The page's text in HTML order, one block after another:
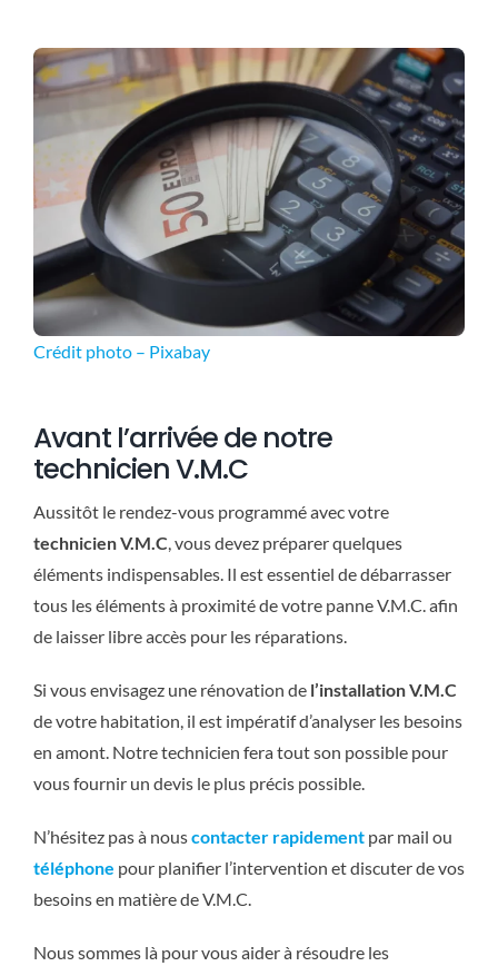
Crédit photo – Pixabay
Avant l’arrivée de notre
technicien V.M.C
Aussitôt le rendez-vous programmé avec votre
technicien V.M.C, vous devez préparer quelques
éléments indispensables. Il est essentiel de débarrasser
tous les éléments à proximité de votre panne V.M.C. afin
de laisser libre accès pour les réparations.
Si vous envisagez une rénovation de l’installation V.M.C
de votre habitation, il est impératif d’analyser les besoins
en amont. Notre technicien fera tout son possible pour
vous fournir un devis le plus précis possible.
N’hésitez pas à nouscontacter rapidementpar mail ou
téléphone pour planifier l’intervention et discuter de vos
besoins en matière de V.M.C.
Nous sommes là pour vous aider à résoudre les